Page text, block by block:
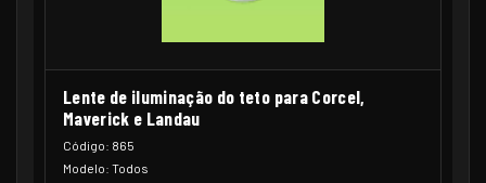
Lente de iluminação do teto para Corcel,
Maverick e Landau
Código: 865
Modelo: Todos